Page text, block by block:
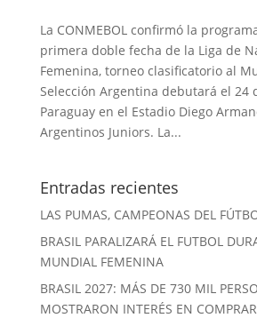
La CONMEBOL confirmó la
primera doble fecha de la Liga de
Femenina, torneo clasificatorio al
Selección Argentina debutará el 24
Paraguay en el Estadio Diego
Argentinos Juniors. La...
Entradas recientes
LAS PUMAS, CAMPEONAS DEL
BRASIL PARALIZARÁ EL FUTBOL
MUNDIAL FEMENINA
BRASIL 2027: MÁS DE 730 MIL
MOSTRARON INTERÉS EN